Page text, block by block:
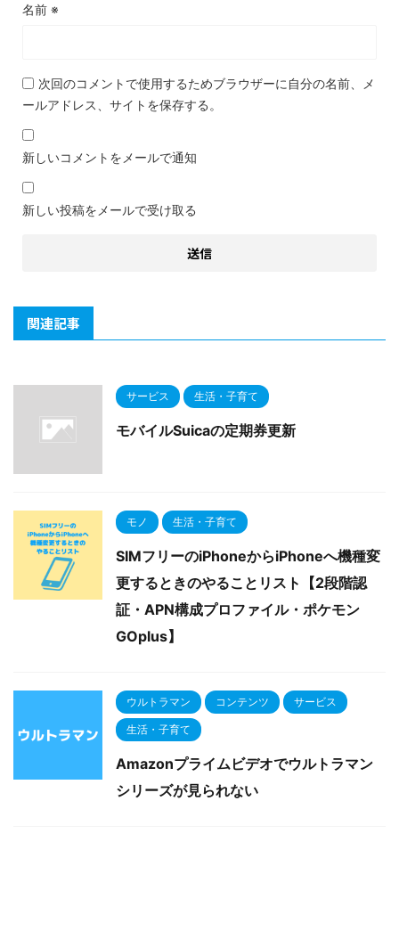
名前 ※
次回のコメントで使用するためブラウザーに自分の名前、メ
ールアドレス、サイトを保存する。
新しいコメントをメールで通知
新しい投稿をメールで受け取る
関連記事
サービス 生活・子育て
モバイルSuicaの定期券更新
モノ 生活・子育て
SIMフリーのiPhoneからiPhoneへ機種変
更するときのやることリスト【2段階認
証・APN構成プロファイル・ポケモン
GOplus】
ウルトラマン コンテンツ サービス
生活・子育て
Amazonプライムビデオでウルトラマン
シリーズが見られない